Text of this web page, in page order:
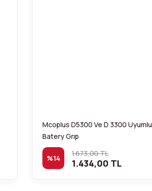
Mcoplus D5300 Ve D 3300 Uyumlu
Batery Grıp
%14 1.673,00 TL
1.434,00 TL